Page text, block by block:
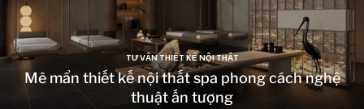
TƯ VẤN THIẾT KẾ NỘI THẤT
Mê mẩn thiết kế nội thất spa phong cách nghệ
thuật ấn tượng